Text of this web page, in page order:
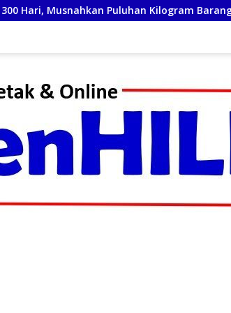
Puluhan Kilogram Barang Bukti